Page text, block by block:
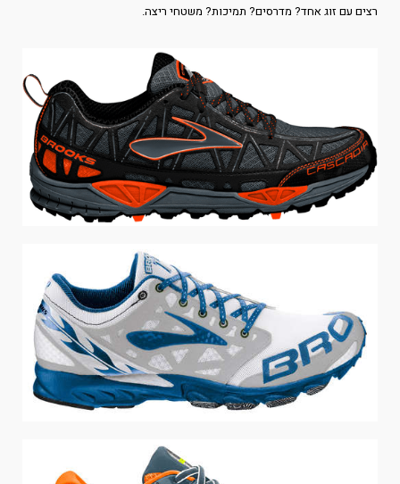
רצים עם זוג אחד? מדרסים? תמיכות? משטחי ריצה.